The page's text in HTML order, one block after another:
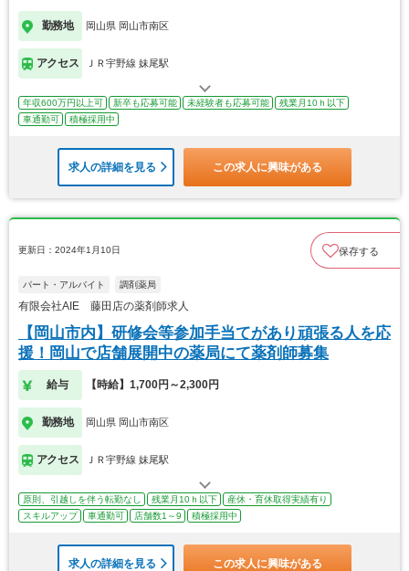
勤務地 岡山県 岡山市南区
アクセス ＪＲ宇野線 妹尾駅
年収600万円以上可 新卒も応募可能 未経験者も応募可能
残業月10ｈ以下
車通勤可
積極採用中
求人の詳細を見る この求人に興味がある
更新日：2024年1月10日 保存する
パート・アルバイト 調剤薬局
有限会社AIE 藤田店の薬剤師求人
【岡山市内】研修会等参加手当てがあり頑張る人を応
援！岡山で店舗展開中の薬局にて薬剤師募集
給与 【時給】1,700円～2,300円
勤務地 岡山県 岡山市南区
アクセス ＪＲ宇野線 妹尾駅
原則、引越しを伴う転勤なし 残業月10ｈ以下
産休・育休取得実績有り
スキルアップ
車通勤可 店舗数1～9 積極採用中
求人の詳細を見る この求人に興味がある